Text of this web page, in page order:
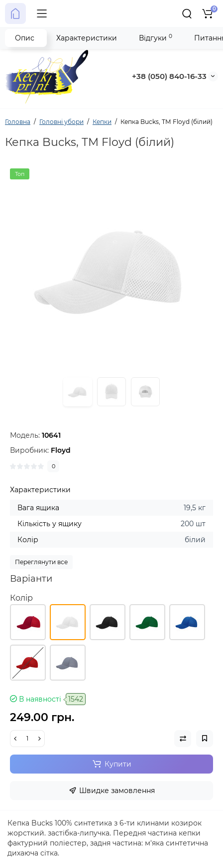
+38 (050) 840-16-33
0
Головна Головні убори Кепки Кепка Bucks, ТМ Floyd (білий)
Кепка Bucks, ТМ Floyd (білий)
Топ
Модель: 10641
Виробник: Floyd
0
Характеристики
Вага ящика
19,5 кг
Кількість у ящику
200 шт
Колір
білий
Переглянути все
Варіанти
Колір
В наявності 1542
249.00 грн.
Купити
Швидке замовлення
Опис Характеристики Відгуки 0
Кепка Bucks 100% синтетика з 6-ти клинами козирок
жорсткий. застібка-липучка. Передня частина кепки
фактурний поліестер, задня частина: м'яка синтетична
дихаюча сітка.